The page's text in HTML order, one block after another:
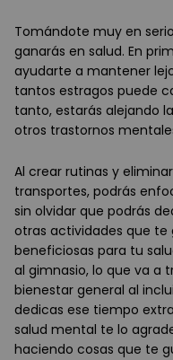
Tomándote muy en
ganarás en salud. En
ayudarte a mantener
tantos estragos puede
tanto, estarás alejando
otros trastornos
Al crear rutinas y
transportes, podrás
sin olvidar que podrás
otras actividades que te
beneficiosas para tu
al gimnasio, lo que va a
bienestar general al
dedicas ese tiempo
salud mental te lo
haciendo cosas que te